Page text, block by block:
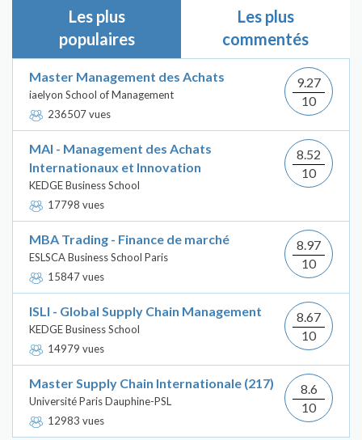
Les plus
populaires
Les plus
commentés
Master Management des Achats
iaelyon School of Management
236507 vues
9.27
10
MAI - Management des Achats
Internationaux et Innovation
KEDGE Business School
17798 vues
8.52
10
MBA Trading - Finance de marché
ESLSCA Business School Paris
15847 vues
8.97
10
ISLI - Global Supply Chain Management
KEDGE Business School
14979 vues
8.67
10
Master Supply Chain Internationale (217)
Université Paris Dauphine-PSL
12983 vues
8.6
10